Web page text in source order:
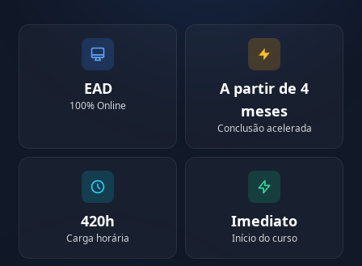
EAD
100% Online
A partir de 4
meses
Conclusão acelerada
420h
Carga horária
Imediato
Início do curso